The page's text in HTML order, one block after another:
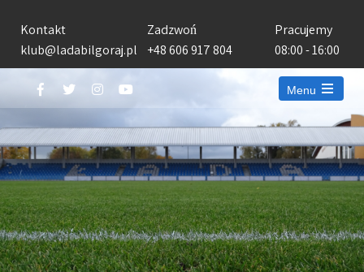
Kontakt
klub@ladabilgoraj.pl
Zadzwoń
+48 606 917 804
Pracujemy
08:00 - 16:00
Menu
Open
main
menu